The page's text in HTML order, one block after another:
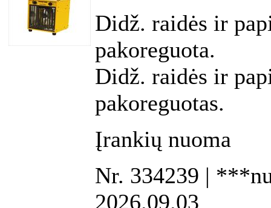
Didž. raidės ir
pakoreguota.
Didž. raidės ir
pakoreguotas.
Įrankių nuoma
Nr. 334239 |
2026.09.03